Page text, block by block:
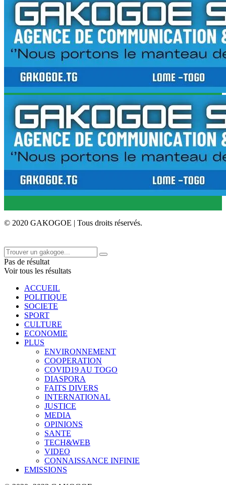
© 2020 GAKOGOE | Tous droits réservés.
Pas de résultat
Voir tous les résultats
ACCUEIL
POLITIQUE
SOCIETE
SPORT
CULTURE
ECONOMIE
PLUS
ENVIRONNEMENT
COOPERATION
COVID19 AU TOGO
DIASPORA
FAITS DIVERS
INTERNATIONAL
JUSTICE
MEDIA
OPINIONS
SANTE
TECH&WEB
VIDEO
CONNAISSANCE INFINIE
EMISSIONS